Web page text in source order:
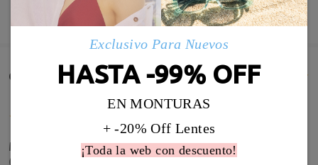
MOSTRAR MÁS
Comentarios de Clientes(25)
Muy buenas gafas, las compré graduadas de sol
(son las primeras de este tipo que tengo) y genial.
Exclusivo Para Nuevos
HASTA -99% OFF
EN MONTURAS
+ -20% Off Lentes
¡Toda la web con descuento!